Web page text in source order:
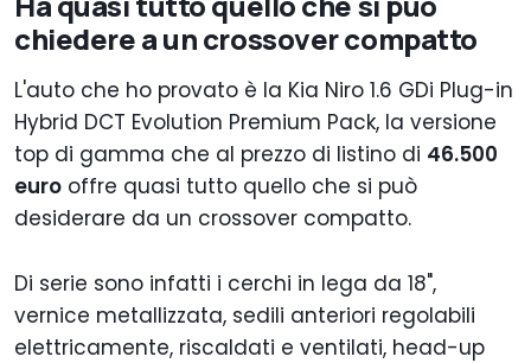
chiedere a un crossover compatto
L'auto che ho provato è la Kia Niro 1.6 GDi Plug-in
Hybrid DCT Evolution Premium Pack, la versione
top di gamma che al prezzo di listino di 46.500
euro offre quasi tutto quello che si può
desiderare da un crossover compatto.
Di serie sono infatti i cerchi in lega da 18",
vernice metallizzata, sedili anteriori regolabili
elettricamente, riscaldati e ventilati, head-up